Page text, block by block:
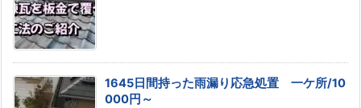
1645日間持った雨漏り応急処置 一ケ所/10
000円～